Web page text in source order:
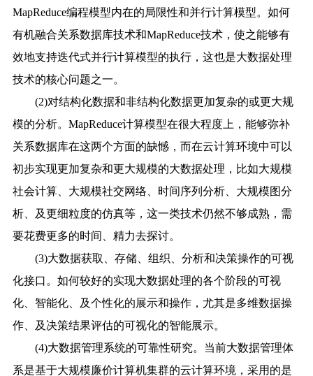
MapReduce编程模型内在的局限性和并行计算模型。如何
有机融合关系数据库技术和MapReduce技术，使之能够有
效地支持迭代式并行计算模型的执行，这也是大数据处理
技术的核心问题之一。
(2)对结构化数据和非结构化数据更加复杂的或更大规
模的分析。MapReduce计算模型在很大程度上，能够弥补
关系数据库在这两个方面的缺憾，而在云计算环境中可以
初步实现更加复杂和更大规模的大数据处理，比如大规模
社会计算、大规模社交网络、时间序列分析、大规模图分
析、及更细粒度的仿真等，这一类技术仍然不够成熟，需
要花费更多的时间、精力去探讨。
(3)大数据获取、存储、组织、分析和决策操作的可视
化接口。如何较好的实现大数据处理的各个阶段的可视
化、智能化、及个性化的展示和操作，尤其是多维数据操
作、及决策结果评估的可视化的智能展示。
(4)大数据管理系统的可靠性研究。当前大数据管理体
系是基于大规模廉价计算机集群的云计算环境，采用的是